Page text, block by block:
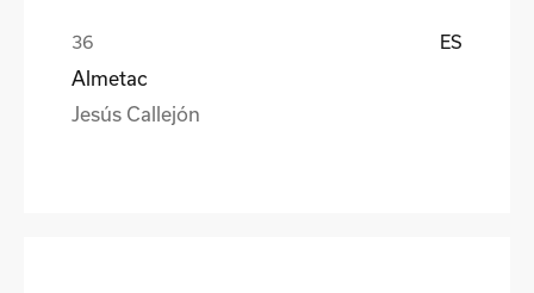
ES
Almetac
Jesús Callejón